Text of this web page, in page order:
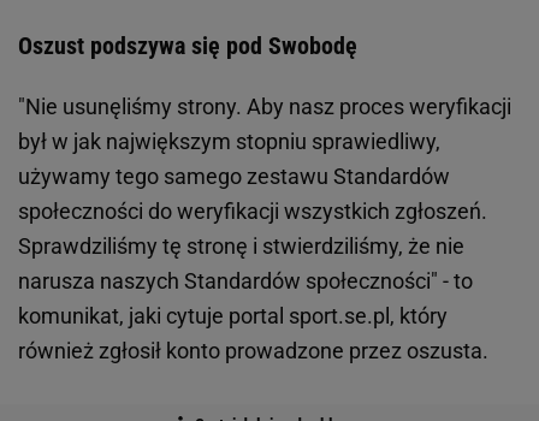
Oszust podszywa się pod Swobodę
"Nie usunęliśmy strony. Aby nasz proces weryfikacji
był w jak największym stopniu sprawiedliwy,
używamy tego samego zestawu Standardów
społeczności do weryfikacji wszystkich zgłoszeń.
Sprawdziliśmy tę stronę i stwierdziliśmy, że nie
narusza naszych Standardów społeczności" - to
komunikat, jaki cytuje portal sport.se.pl, który
również zgłosił konto prowadzone przez oszusta.